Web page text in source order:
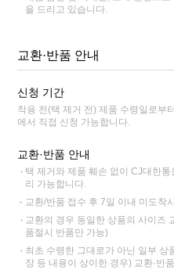
을 드리고 있습니다.
교환·반품 안내
신청 기간
착용 전(택 제거 전) 제품 수령일로부
에서 직접 신청 가능합니다.
교환·반품 안내
택 제거와 제품 훼손 없이 CJ대한
리 가능합니다.
교환/반품 접수 후 7일 이내 미도착
교환의 경우 동일한 상품의 사이즈
품절시 반품만 가능)
최초 수령한 그대로가 아닌 일부 상
장 등 내용이 상이한 경우) 교환·반